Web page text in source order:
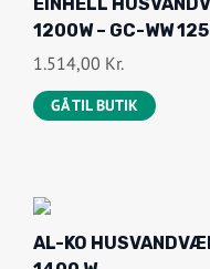
EINHELL
1200W – GC-WW
1.514,00 Kr.
GÅ TIL BUTIK
AL-KO